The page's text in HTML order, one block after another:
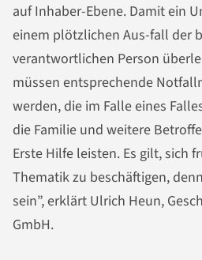
auf Inhaber-Ebene. Damit ein
einem plötzlichen Aus-fall der
verantwortlichen Person
müssen entsprechende
werden, die im Falle eines
die Familie und weitere
Erste Hilfe leisten. Es gilt, sich
Thematik zu beschäftigen,
sein”, erklärt Ulrich Heun,
GmbH.